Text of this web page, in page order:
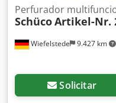
Wiefelstede 9.427 km
Perfurador
SchücoArtikel-Nr.
Solicitar